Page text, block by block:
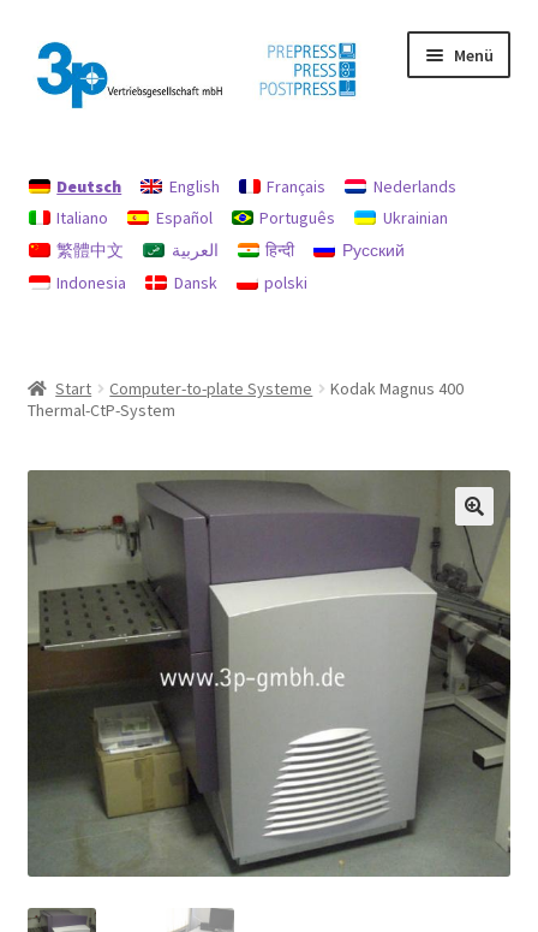
Zur
Navigation
springen
Zum
Inhalt
springen
Menü
Datenschutz
Gebrauchtmaschinen
Deutsch English Français
Nederlands
Italiano
Español Português
Ukrainian
繁體中文
العربية हिन्दी
Русский
Indonesia
Dansk polski
Start Computer-to-plate Systeme
Kodak Magnus 400
Thermal-CtP-System